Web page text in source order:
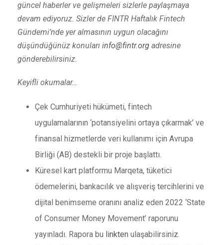
güncel haberler ve gelişmeleri sizlerle paylaşmaya
devam ediyoruz. Sizler de FINTR Haftalık Fintech
Gündemi’nde yer almasının uygun olacağını
düşündüğünüz konuları info@fintr.org adresine
gönderebilirsiniz.
Keyifli okumalar…
Çek Cumhuriyeti hükümeti, fintech
uygulamalarının ‘potansiyelini ortaya çıkarmak’ ve
finansal hizmetlerde veri kullanımı için Avrupa
Birliği (AB) destekli bir proje başlattı.
Küresel kart platformu Marqeta, tüketici
ödemelerini, bankacılık ve alışveriş tercihlerini ve
dijital benimseme oranını analiz eden 2022 ‘State
of Consumer Money Movement’ raporunu
yayınladı. Rapora bu linkten ulaşabilirsiniz.